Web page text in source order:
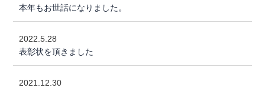
本年もお世話になりました。
2022.5.28
表彰状を頂きました
2021.12.30